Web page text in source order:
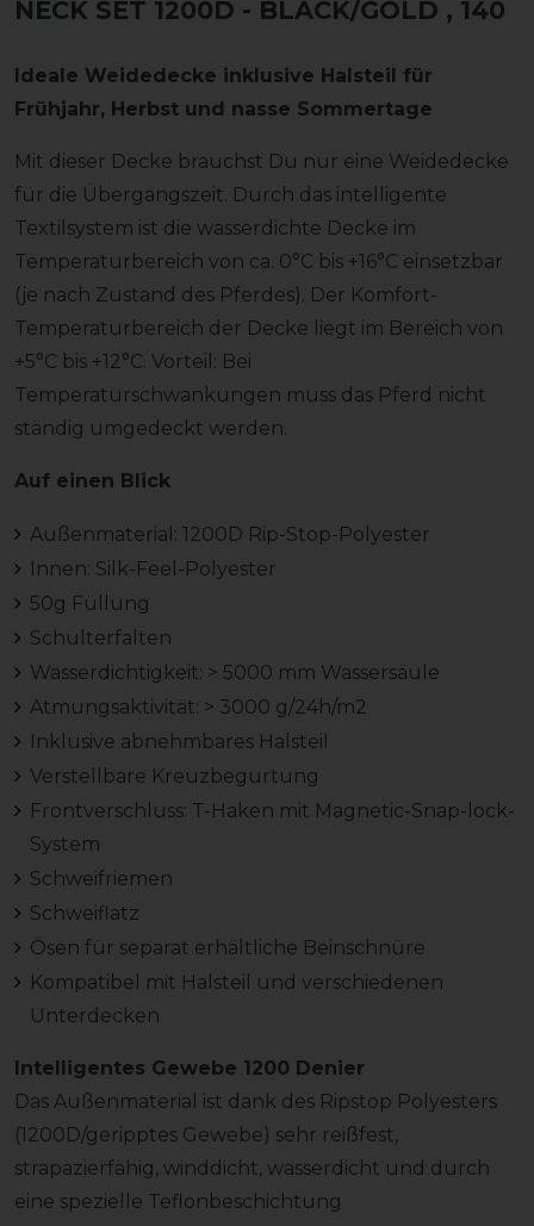
NECK SET 1200D - BLACK/GOLD , 140
Ideale Weidedecke inklusive Halsteil für
Frühjahr, Herbst und nasse Sommertage
Mit dieser Decke brauchst Du nur eine Weidedecke
für die Übergangszeit. Durch das intelligente
Textilsystem ist die wasserdichte Decke im
Temperaturbereich von ca. 0°C bis +16°C einsetzbar
(je nach Zustand des Pferdes). Der Komfort-
Temperaturbereich der Decke liegt im Bereich von
+5°C bis +12°C. Vorteil: Bei
Temperaturschwankungen muss das Pferd nicht
ständig umgedeckt werden.
Auf einen Blick
Außenmaterial: 1200D Rip-Stop-Polyester
Innen: Silk-Feel-Polyester
50g Füllung
Schulterfalten
Wasserdichtigkeit: > 5000 mm Wassersäule
Atmungsaktivität: > 3000 g/24h/m2
Inklusive abnehmbares Halsteil
Verstellbare Kreuzbegurtung
Frontverschluss: T-Haken mit Magnetic-Snap-lock-
System
Schweifriemen
Schweiflatz
Ösen für separat erhältliche Beinschnüre
Kompatibel mit Halsteil und verschiedenen
Unterdecken
Intelligentes Gewebe 1200 Denier
Das Außenmaterial ist dank des Ripstop Polyesters
(1200D/geripptes Gewebe) sehr reißfest,
strapazierfähig, winddicht, wasserdicht und durch
eine spezielle Teflonbeschichtung